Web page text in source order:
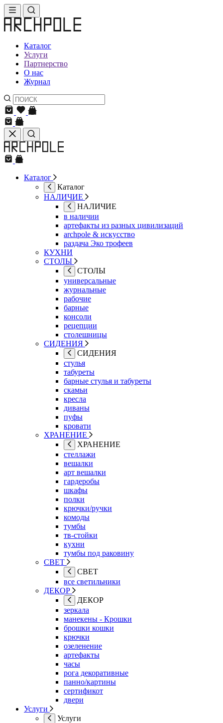
Каталог
Услуги
Партнерство
О нас
Журнал
Каталог
Каталог
НАЛИЧИЕ
НАЛИЧИЕ
в наличии
артефакты из разных цивилизаций
archpole & искусство
раздача Эко трофеев
КУХНИ
СТОЛЫ
СТОЛЫ
универсальные
журнальные
рабочие
барные
консоли
рецепции
столешницы
СИДЕНИЯ
СИДЕНИЯ
стулья
табуреты
барные стулья и табуреты
скамьи
кресла
диваны
пуфы
кровати
ХРАНЕНИЕ
ХРАНЕНИЕ
стеллажи
вешалки
арт вешалки
гардеробы
шкафы
полки
крючки/ручки
комоды
тумбы
тв-стойки
кухни
тумбы под раковину
СВЕТ
СВЕТ
все светильники
ДЕКОР
ДЕКОР
зеркала
манекены - Крошки
брошки кошки
крючки
озеленение
артефакты
часы
рога декоративные
панно/картины
сертификот
двери
Услуги
Услуги